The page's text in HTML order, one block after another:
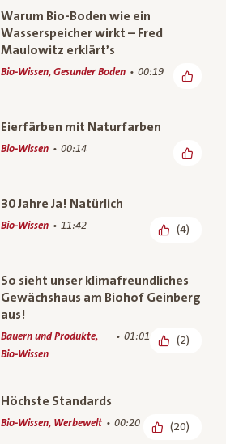
Warum Bio-Boden wie ein
Wasserspeicher wirkt – Fred
Maulowitz erklärt’s
Bio-Wissen, Gesunder Boden 00:19
Eierfärben mit Naturfarben
Bio-Wissen 00:14
30 Jahre Ja! Natürlich
Bio-Wissen 11:42 (4)
So sieht unser klimafreundliches
Gewächshaus am Biohof Geinberg
aus!
Bauern und Produkte,
Bio-Wissen
01:01 (2)
Höchste Standards
Bio-Wissen, Werbewelt 00:20 (20)